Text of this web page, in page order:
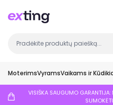
MoterimsVyramsVaikams ir
VISIŠKA SAUGUMO GARANTIJA: